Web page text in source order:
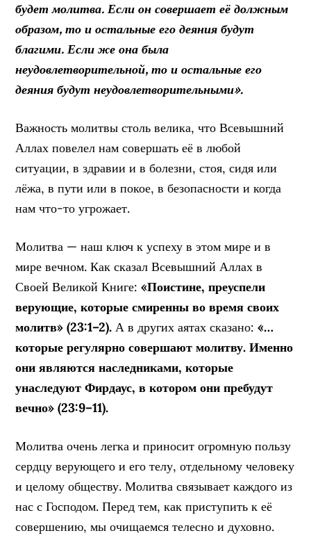
будет молитва. Если он совершает её должным
образом, то и остальные его деяния будут
благими. Если же она была
неудовлетворительной, то и остальные его
деяния будут неудовлетворительными».
Важность молитвы столь велика, что Всевышний
Аллах повелел нам совершать её в любой
ситуации, в здравии и в болезни, стоя, сидя или
лёжа, в пути или в покое, в безопасности и когда
нам что-то угрожает.
Молитва — наш ключ к успеху в этом мире и в
мире вечном. Как сказал Всевышний Аллах в
Своей Великой Книге:«Поистине, преуспели
верующие, которые смиренны во время своих
молитв» (23:1–2). А в других аятах сказано:«…
которые регулярно совершают молитву. Именно
они являются наследниками, которые
унаследуют Фирдаус, в котором они пребудут
вечно» (23:9–11).
Молитва очень легка и приносит огромную пользу
сердцу верующего и его телу, отдельному человеку
и целому обществу. Молитва связывает каждого из
нас с Господом. Перед тем, как приступить к её
совершению, мы очищаемся телесно и духовно.